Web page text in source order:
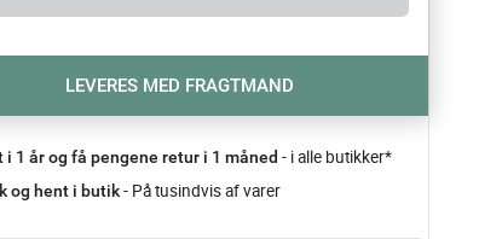
LEVERES MED FRAGTMAND
i 1 år og få pengene retur i 1 måned - i alle butikker*
og hent i butik - På tusindvis af varer